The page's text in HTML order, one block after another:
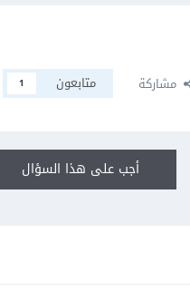
مشاركة متابعون 1
أجب على هذا السؤال